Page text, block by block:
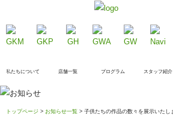
私たちについて 店舗一覧 プログラム スタッフ紹介
トップページ > お知らせ一覧 > 子供たちの作品の数々を展示いたし